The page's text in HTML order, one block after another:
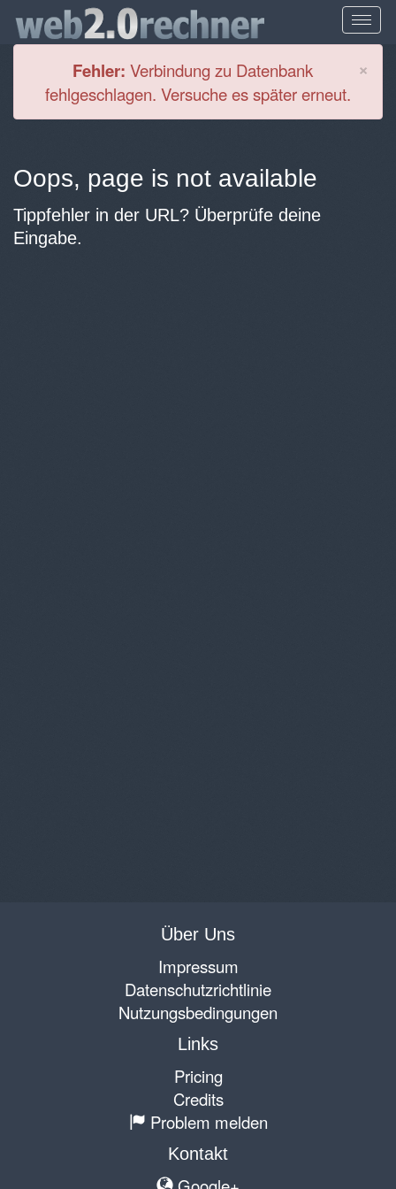
×
Fehler: Verbindung zu Datenbank
fehlgeschlagen. Versuche es später erneut.
Oops, page is not available
Tippfehler in der URL? Überprüfe deine
Eingabe.
Über Uns
Impressum
Datenschutzrichtlinie
Nutzungsbedingungen
Links
Pricing
Credits
Problem melden
Kontakt